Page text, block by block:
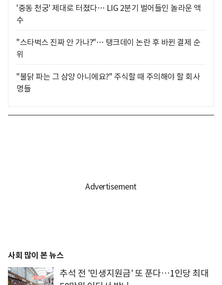
'중동 천궁' 제대로 터졌다… LIG 2분기 벌어들인 놀라운 액
수
"스타벅스 진짜 안 가나?"… 탱크데이 논란 후 바뀐 결제 순
위
"불닭 파는 그 삼양 아니에요?" 주식할 때 주의해야 할 회사
명들
사회 많이 본 뉴스
추석 전 '민생지원금' 또 푼다…1인당 최대